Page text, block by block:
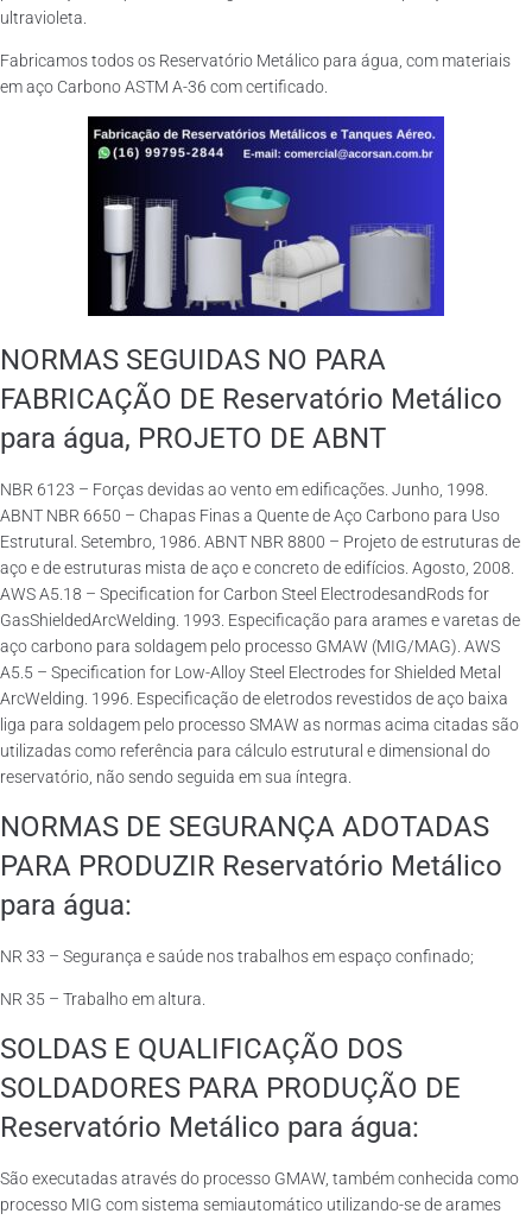
ultravioleta.
Fabricamos todos os Reservatório Metálico para água, com materiais
em aço Carbono ASTM A-36 com certificado.
NORMAS SEGUIDAS NO PARA
FABRICAÇÃO DE Reservatório Metálico
para água, PROJETO DE ABNT
NBR 6123 – Forças devidas ao vento em edificações. Junho, 1998.
ABNT NBR 6650 – Chapas Finas a Quente de Aço Carbono para Uso
Estrutural. Setembro, 1986. ABNT NBR 8800 – Projeto de estruturas de
aço e de estruturas mista de aço e concreto de edifícios. Agosto, 2008.
AWS A5.18 – Specification for Carbon Steel ElectrodesandRods for
GasShieldedArcWelding. 1993. Especificação para arames e varetas de
aço carbono para soldagem pelo processo GMAW (MIG/MAG). AWS
A5.5 – Specification for Low-Alloy Steel Electrodes for Shielded Metal
ArcWelding. 1996. Especificação de eletrodos revestidos de aço baixa
liga para soldagem pelo processo SMAW as normas acima citadas são
utilizadas como referência para cálculo estrutural e dimensional do
reservatório, não sendo seguida em sua íntegra.
NORMAS DE SEGURANÇA ADOTADAS
PARA PRODUZIR Reservatório Metálico
para água:
NR 33 – Segurança e saúde nos trabalhos em espaço confinado;
NR 35 – Trabalho em altura.
SOLDAS E QUALIFICAÇÃO DOS
SOLDADORES PARA PRODUÇÃO DE
Reservatório Metálico para água:
São executadas através do processo GMAW, também conhecida como
processo MIG com sistema semiautomático utilizando-se de arames